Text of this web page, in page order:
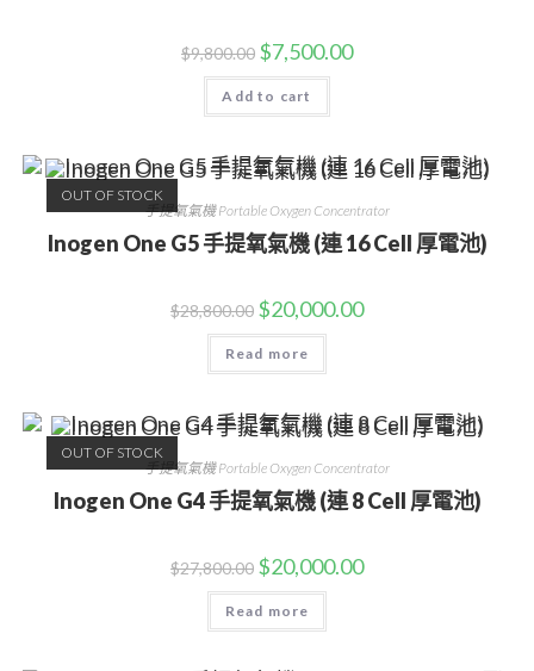
$9,800.00 $7,500.00
Add to cart
OUT OF STOCK
手提氧氣機 Portable Oxygen Concentrator
Inogen One G5 手提氧氣機 (連 16 Cell 厚電池)
$28,800.00 $20,000.00
Read more
OUT OF STOCK
手提氧氣機 Portable Oxygen Concentrator
Inogen One G4 手提氧氣機 (連 8 Cell 厚電池)
$27,800.00 $20,000.00
Read more